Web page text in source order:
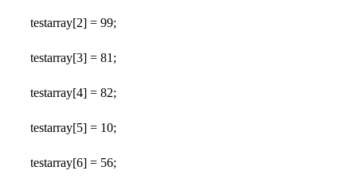
testarray[2] = 99;
testarray[3] = 81;
testarray[4] = 82;
testarray[5] = 10;
testarray[6] = 56;